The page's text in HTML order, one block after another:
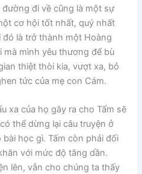
đi về cũng là một sự
cơ hội tốt nhất, quý nhất
là trở thành một Hoàng
mình yêu thương để bù
thiệt thòi kia, vượt xa, bỏ
tức của mẹ con Cám.
xa của họ gây ra cho Tấm sẽ
thể dừng lại câu truyện ở
học gì. Tấm còn phải đối
với mức độ tăng dần.
lên, vẫn cho chúng ta thấy